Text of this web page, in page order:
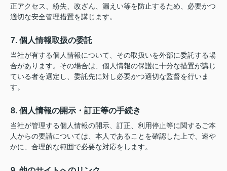
正アクセス、紛失、改ざん、漏えい等を防止するため、必要かつ
適切な安全管理措置を講じます。
7. 個人情報取扱の委託
当社が有する個人情報について、その取扱いを外部に委託する場
合があります。その場合は、個人情報の保護に十分な措置が講じ
ている者を選定し、委託先に対し必要かつ適切な監督を行いま
す。
8. 個人情報の開示・訂正等の手続き
当社が管理する個人情報の開示、訂正、利用停止等に関するご本
人からの要請については、本人であることを確認した上で、速や
かに、合理的な範囲で必要な対応をします。